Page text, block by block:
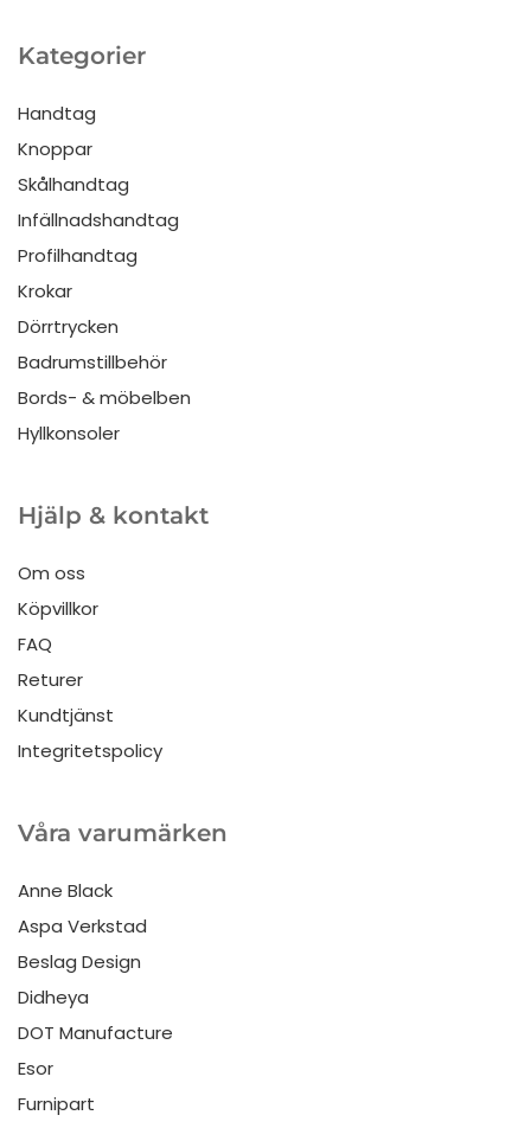
Kategorier
Handtag
Knoppar
Skålhandtag
Infällnadshandtag
Profilhandtag
Krokar
Dörrtrycken
Badrumstillbehör
Bords- & möbelben
Hyllkonsoler
Hjälp & kontakt
Om oss
Köpvillkor
FAQ
Returer
Kundtjänst
Integritetspolicy
Våra varumärken
Anne Black
Aspa Verkstad
Beslag Design
Didheya
DOT Manufacture
Esor
Furnipart